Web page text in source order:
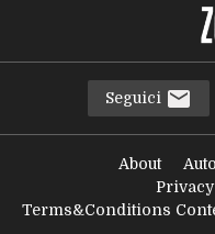
Seguici
About
Terms&Conditions